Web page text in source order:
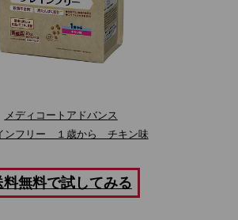
メディコートアドバンス
ンフリー １歳から チキン味
料無料で試してみる